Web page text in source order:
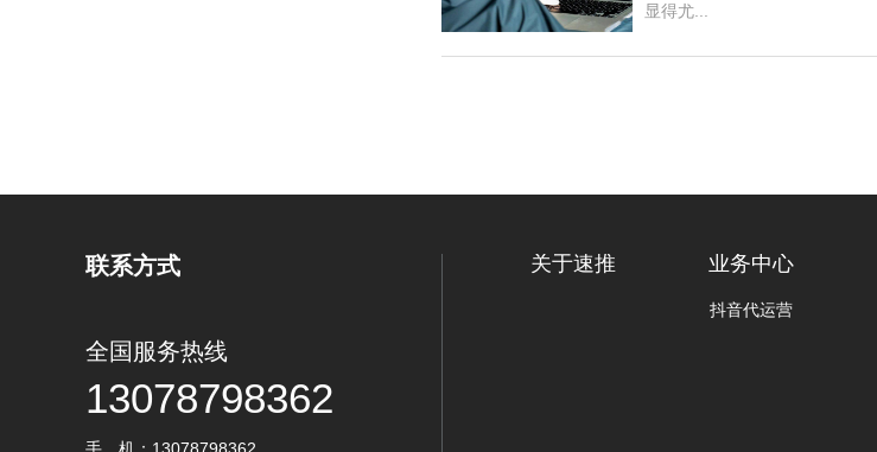
显得尤...
联系方式
全国服务热线
13078798362
关于速推 业务中心
抖音代运营